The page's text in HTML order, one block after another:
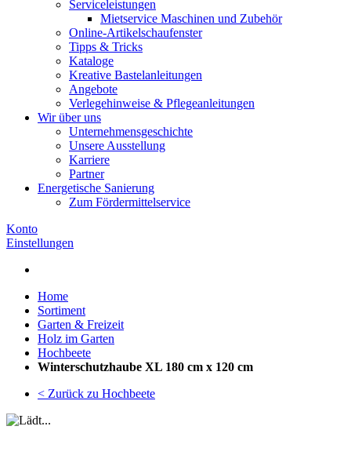
Serviceleistungen
Mietservice Maschinen und Zubehör
Online-Artikelschaufenster
Tipps & Tricks
Kataloge
Kreative Bastelanleitungen
Angebote
Verlegehinweise & Pflegeanleitungen
Wir über uns
Unternehmensgeschichte
Unsere Ausstellung
Karriere
Partner
Energetische Sanierung
Zum Fördermittelservice
Konto
Einstellungen
Home
Sortiment
Garten & Freizeit
Holz im Garten
Hochbeete
Winterschutzhaube XL 180 cm x 120 cm
< Zurück zu Hochbeete